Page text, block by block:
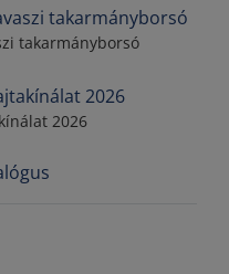
takarmányborsó
2026